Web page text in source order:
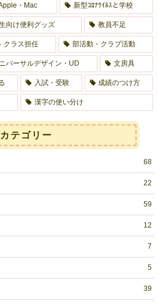
・Mac 新型ｺﾛﾅｳｲﾙｽと学校
向け便利グッズ 教員不足
クラス担任 部活動・クラブ活動
バーサルデザイン・UD 文房具
入試・受験 成績のつけ方
漢字の使い分け
カテゴリー
68
22
59
12
7
5
39